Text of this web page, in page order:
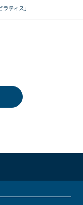
ティス」